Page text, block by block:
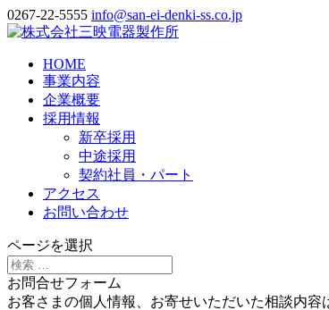
0267-22-5555 info@san-ei-denki-ss.co.jp
HOME
事業内容
企業概要
採用情報
新卒採用
中途採用
契約社員・パート
アクセス
お問い合わせ
ページを選択
お問合せフォーム
お客さまの個人情報、お寄せいただいた相談内容